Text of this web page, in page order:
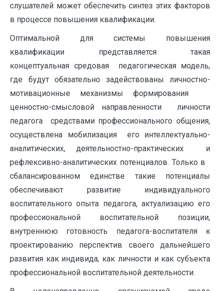
слушателей может обеспечить синтез этих факторов
в процессе повышения квалификации.
Оптимальной для системы повышения
квалификации представляется такая
концептуальная средовая педагогическая модель,
где будут обязательно задействованы личностно-
мотивационные механизмы формирования
ценностно-смысловой направленности личности
педагога средствами профессионального общения,
осуществлена мобилизация его интеллектуально-
аналитических, деятельностно-практических и
рефлексивно-аналитических потенциалов. Только в
сбалансированном единстве такие потенциалы
обеспечивают развитие индивидуального
воспитательного опыта педагога, актуализацию его
профессиональной воспитательной позиции,
внутреннюю готовность педагога-воспитателя к
проектированию перспектив своего дальнейшего
развития как индивида, как личности и как субъекта
профессиональной воспитательной деятельности.